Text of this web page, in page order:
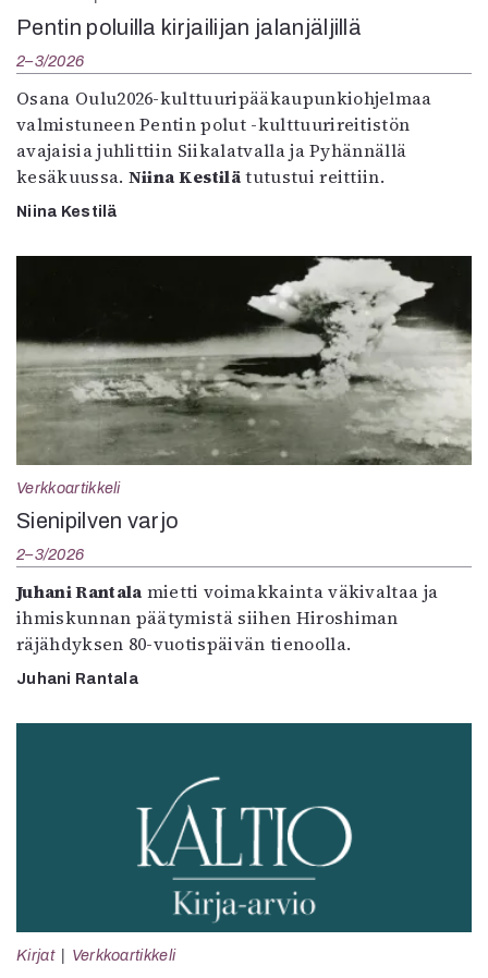
Pentin poluilla kirjailijan jalanjäljillä
2–3/2026
Osana Oulu2026-kulttuuripääkaupunkiohjelmaa
valmistuneen Pentin polut -kulttuurireitistön
avajaisia juhlittiin Siikalatvalla ja Pyhännällä
kesäkuussa. Niina Kestilätutustui reittiin.
Niina Kestilä
Verkkoartikkeli
Sienipilven varjo
2–3/2026
Juhani Rantala mietti voimakkainta väkivaltaa ja
ihmiskunnan päätymistä siihen Hiroshiman
räjähdyksen 80-vuotispäivän tienoolla.
Juhani Rantala
Kirjat Verkkoartikkeli